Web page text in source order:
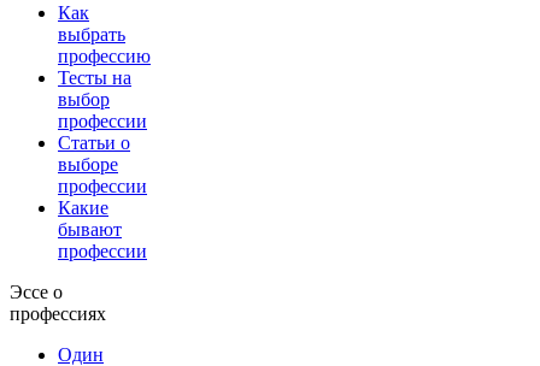
Как
выбрать
профессию
Тесты на
выбор
профессии
Статьи о
выборе
профессии
Какие
бывают
профессии
Эссе о
профессиях
Один